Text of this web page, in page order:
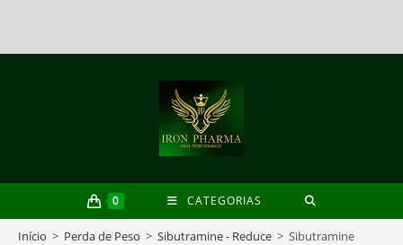
0 CATEGORIAS
Início > Perda de Peso > Sibutramine - Reduce > Sibutramine